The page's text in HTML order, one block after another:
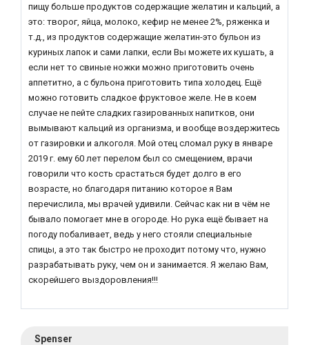
пищу больше продуктов содержащие желатин и кальций, а
это: творог, яйца, молоко, кефир не менее 2%, ряженка и
т.д., из продуктов содержащие желатин-это бульон из
куриных лапок и сами лапки, если Вы можете их кушать, а
если нет то свиные ножки можно приготовить очень
аппетитно, а с бульона приготовить типа холодец. Ещё
можно готовить сладкое фруктовое желе. Не в коем
случае не пейте сладких газированных напитков, они
вымывают кальций из организма, и вообще воздержитесь
от газировки и алкоголя. Мой отец сломал руку в январе
2019 г. ему 60 лет перелом был со смещением, врачи
говорили что кость срастаться будет долго в его
возрасте, но благодаря питанию которое я Вам
перечислила, мы врачей удивили. Сейчас как ни в чём не
бывало помогает мне в огороде. Но рука ещё бывает на
погоду побаливает, ведь у него стояли специальные
спицы, а это так быстро не проходит потому что, нужно
разрабатывать руку, чем он и занимается. Я желаю Вам,
скорейшего выздоровления!!!
Spenser